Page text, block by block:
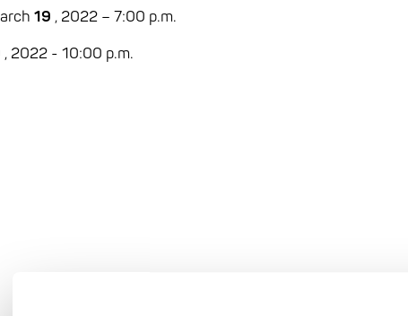
19 , 2022 – 7:00 p.m.
, 2022 - 10:00 p.m.